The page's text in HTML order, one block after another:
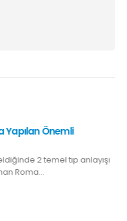
Yapılan Önemli
2 temel tıp anlayışı
Roma...